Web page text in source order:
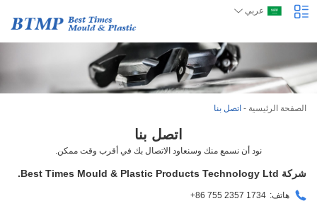
عربي
الصفحة الرئيسية - اتصل بنا
اتصل بنا
نود أن نسمع منك وسنعاود الاتصال بك في أقرب وقت ممكن.
شركة Best Times Mould & Plastic Products Technology Ltd.
هاتف: +86 755 2357 1734